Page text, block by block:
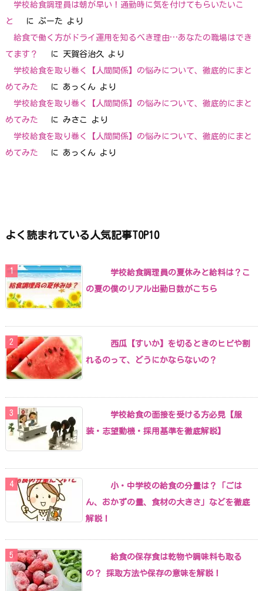
学校給食調理員は朝が早い！通勤時に気を付けてもらいたいこ
と
に ぷーた より
給食で働く方がドライ運用を知るべき理由…あなたの職場はでき
てます？
に 天賀谷治久 より
学校給食を取り巻く【人間関係】の悩みについて、徹底的にまと
めてみた
に あっくん より
学校給食を取り巻く【人間関係】の悩みについて、徹底的にまと
めてみた
に みさこ
より
学校給食を取り巻く【人間関係】の悩みについて、徹底的にまと
めてみた
に あっくん より
よく読まれている人気記事TOP10
学校給食調理員の夏休みと給料は？こ
の夏の僕のリアル出勤日数がこちら
西瓜【すいか】を切るときのヒビや割
れるのって、どうにかならないの？
学校給食の面接を受ける方必見【服
装・志望動機・採用基準を徹底解説】
小・中学校の給食の分量は？「ごは
ん、おかずの量、食材の大きさ」などを徹底
解説！
給食の保存食は乾物や調味料も取る
の？ 採取方法や保存の意味を解説！